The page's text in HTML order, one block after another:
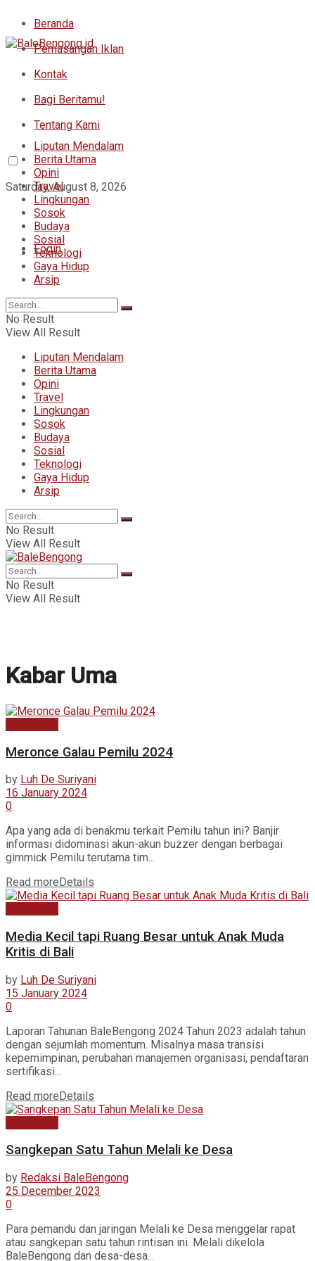
Beranda
Pemasangan Iklan
Kontak
Bagi Beritamu!
Tentang Kami
Saturday, August 8, 2026
Login
Liputan Mendalam
Berita Utama
Opini
Travel
Lingkungan
Sosok
Budaya
Sosial
Teknologi
Gaya Hidup
Arsip
No Result
View All Result
Liputan Mendalam
Berita Utama
Opini
Travel
Lingkungan
Sosok
Budaya
Sosial
Teknologi
Gaya Hidup
Arsip
No Result
View All Result
No Result
View All Result
Kabar Uma
Meronce Galau Pemilu 2024
by Luh De Suriyani
16 January 2024
0
Apa yang ada di benakmu terkait Pemilu tahun ini? Banjir
informasi didominasi akun-akun buzzer dengan berbagai
gimmick Pemilu terutama tim...
Read more Details
Media Kecil tapi Ruang Besar untuk Anak Muda
Kritis di Bali
by Luh De Suriyani
15 January 2024
0
Laporan Tahunan BaleBengong 2024 Tahun 2023 adalah tahun
dengan sejumlah momentum. Misalnya masa transisi
kepemimpinan, perubahan manajemen organisasi, pendaftaran
sertifikasi...
Read moreDetails
Sangkepan Satu Tahun Melali ke Desa
by Redaksi BaleBengong
25 December 2023
0
Para pemandu dan jaringan Melali ke Desa menggelar rapat
atau sangkepan satu tahun rintisan ini. Melali dikelola
BaleBengong dan desa-desa...